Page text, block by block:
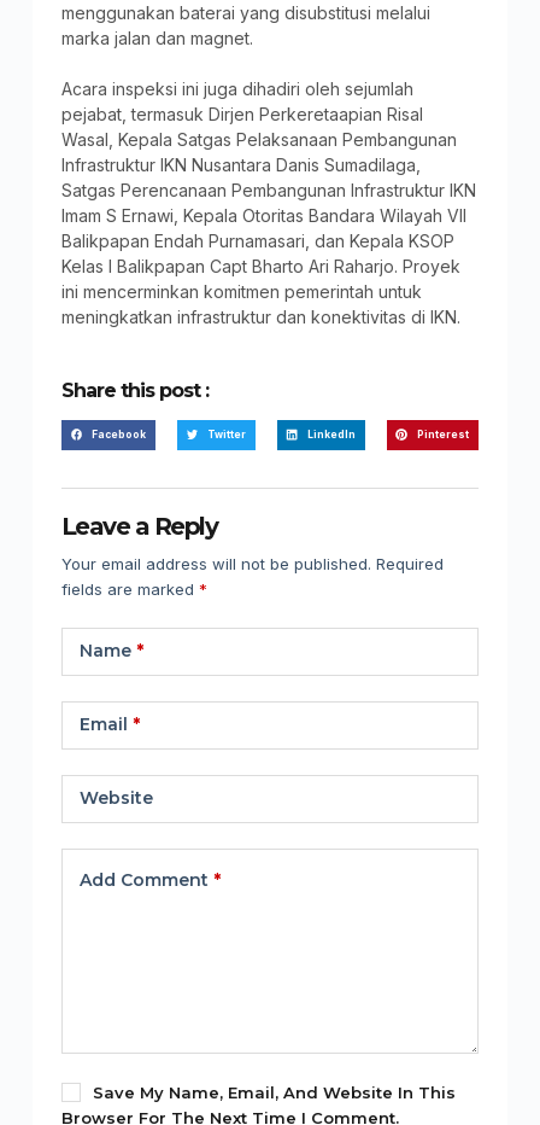
menggunakan baterai yang disubstitusi melalui
marka jalan dan magnet.
Acara inspeksi ini juga dihadiri oleh sejumlah
pejabat, termasuk Dirjen Perkeretaapian Risal
Wasal, Kepala Satgas Pelaksanaan Pembangunan
Infrastruktur IKN Nusantara Danis Sumadilaga,
Satgas Perencanaan Pembangunan Infrastruktur IKN
Imam S Ernawi, Kepala Otoritas Bandara Wilayah VII
Balikpapan Endah Purnamasari, dan Kepala KSOP
Kelas I Balikpapan Capt Bharto Ari Raharjo. Proyek
ini mencerminkan komitmen pemerintah untuk
meningkatkan infrastruktur dan konektivitas di IKN.
Share this post :
Facebook Twitter LinkedIn Pinterest
Leave a Reply
Your email address will not be published. Required
fields are marked *
Name*
Email *
Website
Add Comment *
Save My Name, Email, And Website In This
Browser For The Next Time I Comment.